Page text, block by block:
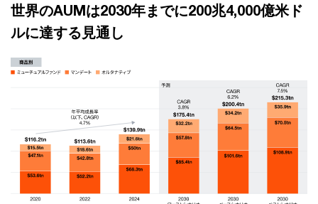
世界のAUMは2030年までに200兆4,000億米ド
ルに達する見通し